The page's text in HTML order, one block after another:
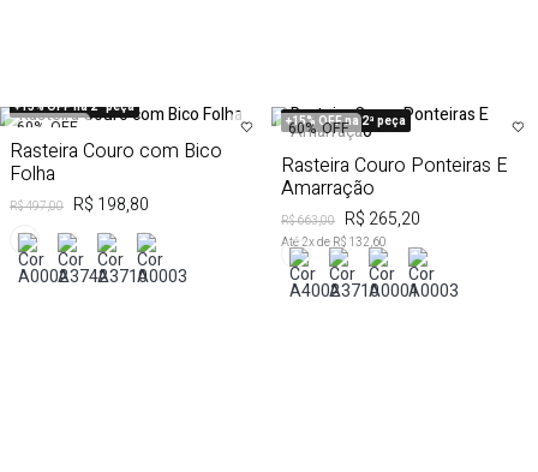
+15% OFF na 2ª peça
60% OFF
Rasteira Couro com Bico
Folha
R$ 497,00 R$ 198,80
+15% OFF na 2ª peça
60% OFF
Rasteira Couro Ponteiras E
Amarração
R$ 663,00 R$ 265,20
Até 2x de R$ 132,60